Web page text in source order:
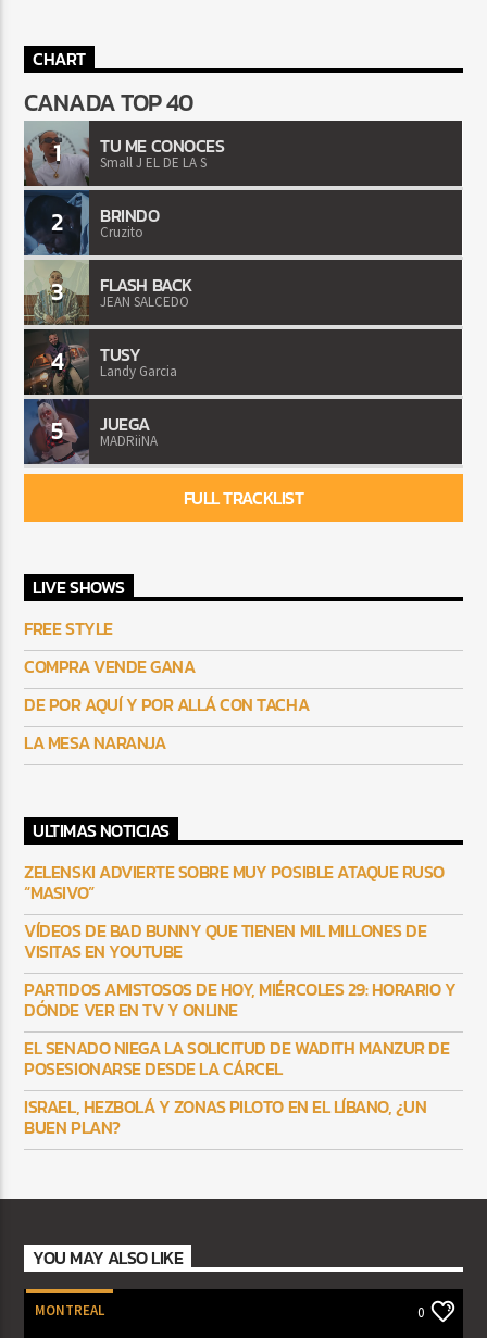
CHART
CANADA TOP 40
1 TU ME CONOCES
Small J EL DE LA S
2 BRINDO
Cruzito
3 FLASH BACK
JEAN SALCEDO
4 TUSY
Landy Garcia
5 JUEGA
MADRiiNA
FULL TRACKLIST
LIVE SHOWS
FREE STYLE
COMPRA VENDE GANA
DE POR AQUÍ Y POR ALLÁ CON TACHA
LA MESA NARANJA
ULTIMAS NOTICIAS
ZELENSKI ADVIERTE SOBRE MUY POSIBLE ATAQUE RUSO
“MASIVO”
VÍDEOS DE BAD BUNNY QUE TIENEN MIL MILLONES DE
VISITAS EN YOUTUBE
PARTIDOS AMISTOSOS DE HOY, MIÉRCOLES 29: HORARIO Y
DÓNDE VER EN TV Y ONLINE
EL SENADO NIEGA LA SOLICITUD DE WADITH MANZUR DE
POSESIONARSE DESDE LA CÁRCEL
ISRAEL, HEZBOLÁ Y ZONAS PILOTO EN EL LÍBANO, ¿UN
BUEN PLAN?
YOU MAY ALSO LIKE
MONTREAL 0